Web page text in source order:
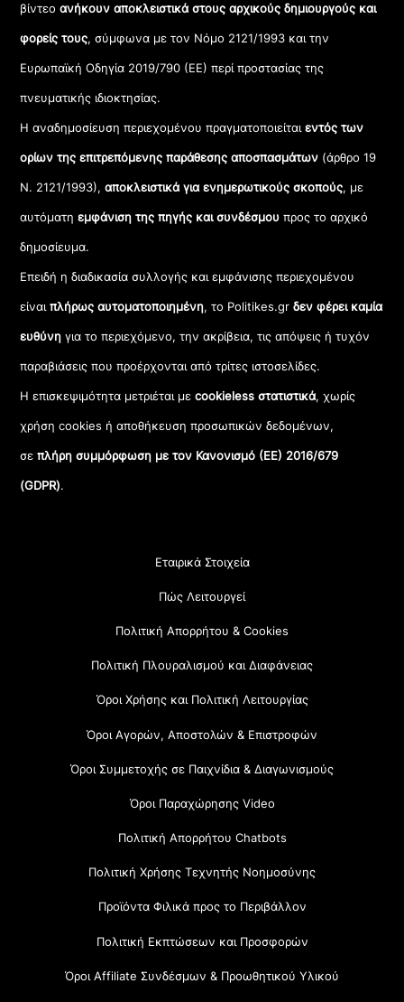
βίντεοανήκουν αποκλειστικά στους αρχικούς δημιουργούς και
φορείς τους, σύμφωνα με τον Νόμο 2121/1993 και την
Ευρωπαϊκή Οδηγία 2019/790 (ΕΕ) περί προστασίας της
πνευματικής ιδιοκτησίας.
Η αναδημοσίευση περιεχομένου πραγματοποιείταιεντός των
ορίων της επιτρεπόμενης παράθεσης αποσπασμάτων (άρθρο 19
Ν. 2121/1993), αποκλειστικά για ενημερωτικούς σκοπούς, με
αυτόματηεμφάνιση της πηγής και συνδέσμου προς το αρχικό
δημοσίευμα.
Επειδή η διαδικασία συλλογής και εμφάνισης περιεχομένου
είναιπλήρως αυτοματοποιημένη, το Politikes.grδεν φέρει καμία
ευθύνη για το περιεχόμενο, την ακρίβεια, τις απόψεις ή τυχόν
παραβιάσεις που προέρχονται από τρίτες ιστοσελίδες.
Η επισκεψιμότητα μετριέται μεcookieless στατιστικά, χωρίς
χρήση cookies ή αποθήκευση προσωπικών δεδομένων,
σεπλήρη συμμόρφωση με τον Κανονισμό (ΕΕ) 2016/679
(GDPR).
Εταιρικά Στοιχεία
Πώς Λειτουργεί
Πολιτική Απορρήτου & Cookies
Πολιτική Πλουραλισμού και Διαφάνειας
Όροι Χρήσης και Πολιτική Λειτουργίας
Όροι Αγορών, Αποστολών & Επιστροφών
Όροι Συμμετοχής σε Παιχνίδια & Διαγωνισμούς
Όροι Παραχώρησης Video
Πολιτική Απορρήτου Chatbots
Πολιτική Χρήσης Τεχνητής Νοημοσύνης
Προϊόντα Φιλικά προς το Περιβάλλον
Πολιτική Εκπτώσεων και Προσφορών
Όροι Affiliate Συνδέσμων & Προωθητικού Υλικού